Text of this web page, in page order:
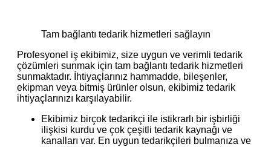
Tam bağlantı tedarik hizmetleri sağlayın
Profesyonel iş ekibimiz, size uygun ve verimli tedarik
çözümleri sunmak için tam bağlantı tedarik hizmetleri
sunmaktadır. İhtiyaçlarınız hammadde, bileşenler,
ekipman veya bitmiş ürünler olsun, ekibimiz tedarik
ihtiyaçlarınızı karşılayabilir.
Ekibimiz birçok tedarikçi ile istikrarlı bir işbirliği
ilişkisi kurdu ve çok çeşitli tedarik kaynağı ve
kanalları var. En uygun tedarikçileri bulmanıza ve